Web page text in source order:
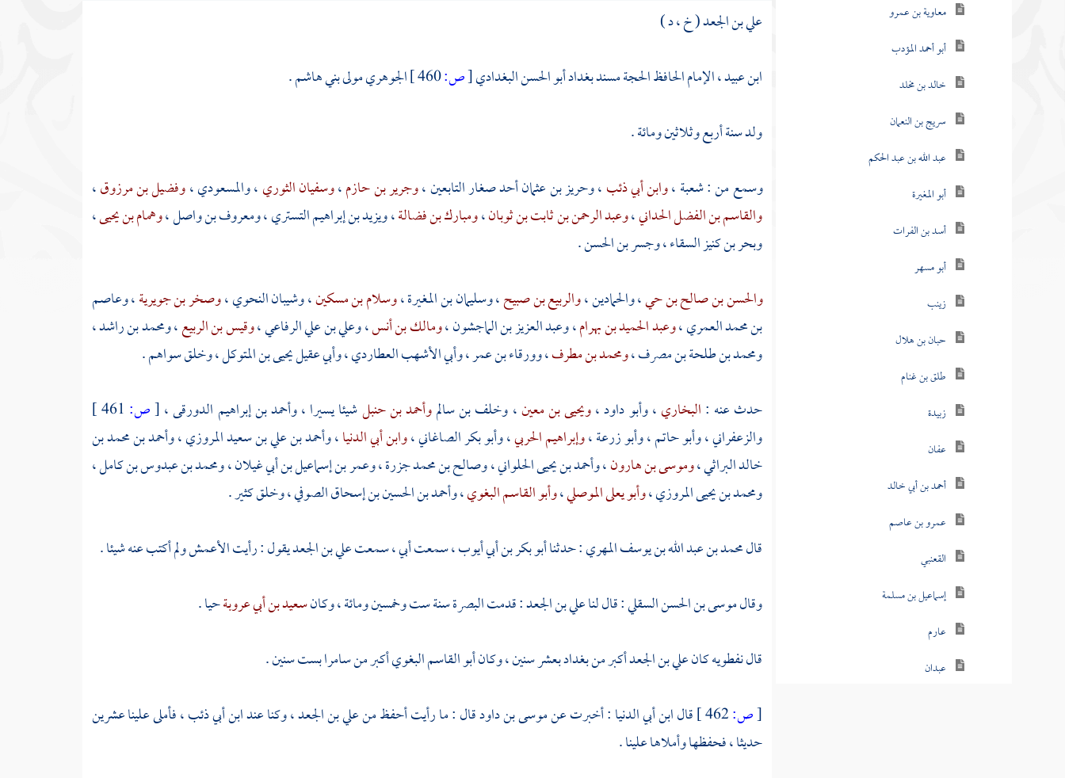
معاوية بن عمرو
أبو أحمد المؤدب
خالد بن مخلد
سريج بن النعمان
عبد الله بن عبد الحكم
أبو المغيرة
أسد بن الفرات
أبو مسهر
زينب
حبان بن هلال
طلق بن غنام
زبيدة
عفان
أحمد بن أبي خالد
عمرو بن عاصم
القعنبي
إسماعيل بن مسلمة
عارم
عبدان
علي بن الجعد ( خ ، د )
ابن عبيد ، الإمام الحافظ الحجة مسندبغدادأبو الحسن البغدادي[ص: الجوهري مولىبني هاشم.
ولد سنة أربع وثلاثين ومائة .
وسمع من :شعبة،وابن أبي ذئب،وحريز بن عثمانأحد صغار التابعين ،وجرير بن حازم،وسفيان الثوري،والمسعودي،وفضيل بن مرزوق،
والقاسم بن الفضل الحداني،وعبد الرحمن بن ثابت بن ثوبان،ومبارك بن فضالة،ويزيد بن إبراهيم التستري،ومعروف بن واصل،وهمام بن يحيى،
وبحر بن كنيز السقاء،وجسر بن الحسن .
والحسن بن صالح بن حي، والحمادين ،والربيع بن صبيح،وسليمان بن المغيرة،وسلام بن مسكين،وشيبان النحوي،وصخر بن جويرية،وعاصم
بن محمد العمري،وعبد الحميد بن بهرام،وعبد العزيز بن الماجشون،ومالك بن أنس،وعلي بن علي الرفاعي،وقيس بن الربيع،ومحمد بن راشد،
ومحمد بن طلحة بن مصرف،ومحمد بن مطرف،وورقاء بن عمر،وأبي الأشهب العطاردي،وأبي عقيل يحيى بن المتوكل، وخلق سواهم .
حدث عنه :البخاري،وأبو داود،ويحيى بن معين،وخلف بن سالموأحمد بن حنبلشيئا يسيرا ،وأحمد بن إبراهيم الدورقى،[ص:
والزعفراني،وأبو حاتم،وأبو زرعة،وإبراهيم الحربي،وأبو بكر الصاغاني،وابن أبي الدنيا،وأحمد بن علي بن سعيد المروزي،وأحمد بن محمد بن
خالد البراثي،وموسى بن هارون،وأحمد بن يحيى الحلواني،وصالح بن محمد جزرة،وعمر بن إسماعيل بن أبي غيلان،ومحمد بن عبدوس بن كامل،
ومحمد بن يحيى المروزي،وأبو يعلى الموصلي،وأبو القاسم البغوي،وأحمد بن الحسين بن إسحاق الصوفي، وخلق كثير .
قالمحمد بن عبد الله بن يوسف المهري: حدثناأبو بكر بن أبي أيوب، سمعت أبي ، سمعتعلي بن الجعديقول : رأيتالأعمشولم أكتب عنه شيئا .
وقالموسى بن الحسن السقلي: قال لناعلي بن الجعد: قدمتالبصرةسنة ست وخمسين ومائة ، وكانسعيد بن أبي عروبةحيا .
قالنفطويهكانعلي بن الجعدأكبر منبغدادبعشر سنين ، وكانأبو القاسم البغويأكبر منسامرابست سنين .
[ص: قالابن أبي الدنيا: أخبرت عنموسى بن داودقال : ما رأيت أحفظ منعلي بن الجعد، وكنا عندابن أبي ذئب، فأملى علينا عشرين
حديثا ، فحفظها وأملاها علينا .